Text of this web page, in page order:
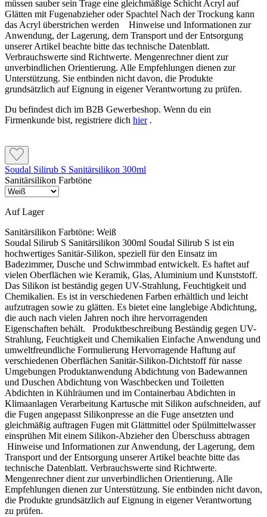
müssen sauber sein Trage eine gleichmäßige Schicht Acryl auf
Glätten mit Fugenabzieher oder Spachtel Nach der Trockung kann
das Acryl überstrichen werden Hinweise und Informationen zur
Anwendung, der Lagerung, dem Transport und der Entsorgung
unserer Artikel beachte bitte das technische Datenblatt.
Verbrauchswerte sind Richtwerte. Mengenrechner dient zur
unverbindlichen Orientierung. Alle Empfehlungen dienen zur
Unterstützung. Sie entbinden nicht davon, die Produkte
grundsätzlich auf Eignung in eigener Verantwortung zu prüfen.
Du befindest dich im B2B Gewerbeshop. Wenn du ein
Firmenkunde bist, registriere dich hier.
Soudal Silirub S Sanitärsilikon 300ml
Sanitärsilikon Farbtöne
Auf Lager
Sanitärsilikon Farbtöne: Weiß
Soudal Silirub S Sanitärsilikon 300ml Soudal Silirub S ist ein
hochwertiges Sanitär-Silikon, speziell für den Einsatz im
Badezimmer, Dusche und Schwimmbad entwickelt. Es haftet auf
vielen Oberflächen wie Keramik, Glas, Aluminium und Kunststoff.
Das Silikon ist beständig gegen UV-Strahlung, Feuchtigkeit und
Chemikalien. Es ist in verschiedenen Farben erhältlich und leicht
aufzutragen sowie zu glätten. Es bietet eine langlebige Abdichtung,
die auch nach vielen Jahren noch ihre hervorragenden
Eigenschaften behält. Produktbeschreibung Beständig gegen UV-
Strahlung, Feuchtigkeit und Chemikalien Einfache Anwendung und
umweltfreundliche Formulierung Hervorragende Haftung auf
verschiedenen Oberflächen Sanitär-Silikon-Dichtstoff für nasse
Umgebungen Produktanwendung Abdichtung von Badewannen
und Duschen Abdichtung von Waschbecken und Toiletten
Abdichten in Kühlräumen und im Containerbau Abdichten in
Klimaanlagen Verarbeitung Kartusche mit Silikon aufschneiden, auf
die Fugen angepasst Silikonpresse an die Fuge ansetzten und
gleichmäßig auftragen Fugen mit Glättmittel oder Spülmittelwasser
einsprühen Mit einem Silikon-Abzieher den Überschuss abtragen
Hinweise und Informationen zur Anwendung, der Lagerung, dem
Transport und der Entsorgung unserer Artikel beachte bitte das
technische Datenblatt. Verbrauchswerte sind Richtwerte.
Mengenrechner dient zur unverbindlichen Orientierung. Alle
Empfehlungen dienen zur Unterstützung. Sie entbinden nicht davon,
die Produkte grundsätzlich auf Eignung in eigener Verantwortung
zu prüfen.